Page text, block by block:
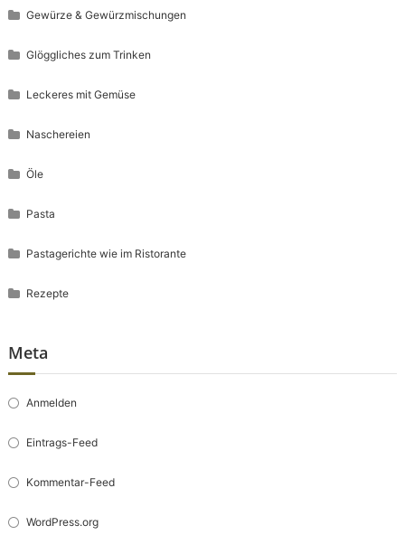
Gewürze & Gewürzmischungen
Glöggliches zum Trinken
Leckeres mit Gemüse
Naschereien
Öle
Pasta
Pastagerichte wie im Ristorante
Rezepte
Meta
Anmelden
Eintrags-Feed
Kommentar-Feed
WordPress.org